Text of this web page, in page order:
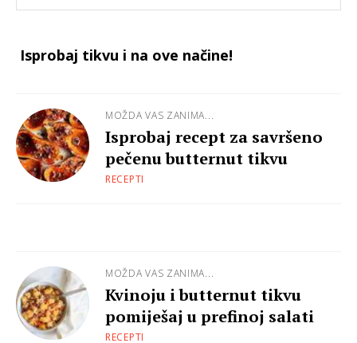
Isprobaj tikvu i na ove načine!
MOŽDA VAS ZANIMA...
Isprobaj recept za savršeno
pečenu butternut tikvu
RECEPTI
MOŽDA VAS ZANIMA...
Kvinoju i butternut tikvu
pomiješaj u prefinoj salati
RECEPTI